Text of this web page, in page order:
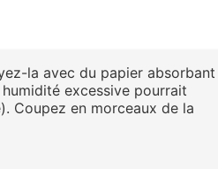
la avec du papier absorbant
excessive pourrait
Coupez en morceaux de la